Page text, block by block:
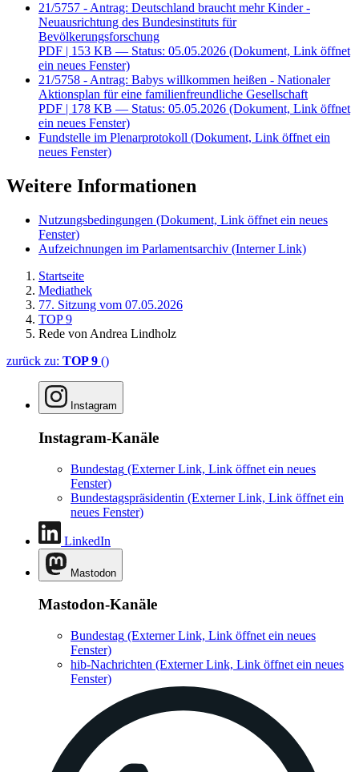
21/5757 - Antrag: Deutschland braucht mehr Kinder -
Neuausrichtung des Bundesinstituts für
Bevölkerungsforschung
PDF | 153 KB — Status: 05.05.2026 (Dokument, Link öffnet
ein neues Fenster)
21/5758 - Antrag: Babys willkommen heißen - Nationaler
Aktionsplan für eine familienfreundliche Gesellschaft
PDF | 178 KB — Status: 05.05.2026 (Dokument, Link öffnet
ein neues Fenster)
Fundstelle im Plenarprotokoll (Dokument, Link öffnet ein
neues Fenster)
Weitere Informationen
Nutzungsbedingungen (Dokument, Link öffnet ein neues
Fenster)
Aufzeichnungen im Parlamentsarchiv (Interner Link)
Startseite
Mediathek
77. Sitzung vom 07.05.2026
TOP 9
Rede von Andrea Lindholz
zurück zu: TOP 9 ()
Instagram
Instagram-Kanäle
Bundestag (Externer Link, Link öffnet ein neues
Fenster)
Bundestagspräsidentin (Externer Link, Link öffnet ein
neues Fenster)
LinkedIn
Mastodon
Mastodon-Kanäle
Bundestag (Externer Link, Link öffnet ein neues
Fenster)
hib-Nachrichten (Externer Link, Link öffnet ein neues
Fenster)